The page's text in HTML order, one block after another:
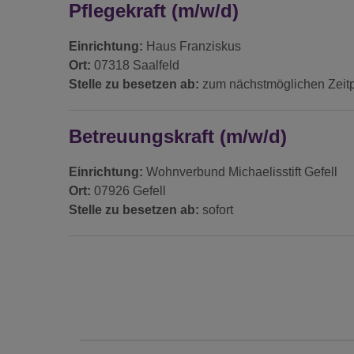
Pflegekraft (m/w/d)
Einrichtung: Haus Franziskus
Ort: 07318 Saalfeld
Stelle zu besetzen ab: zum nächstmöglichen
Betreuungskraft (m/w/d)
Einrichtung: Wohnverbund Michaelisstift Gefell
Ort: 07926 Gefell
Stelle zu besetzen ab: sofort